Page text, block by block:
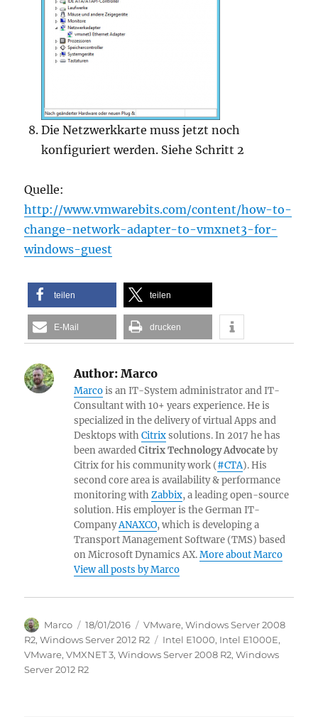
Die Netzwerkkarte muss jetzt noch
konfiguriert werden. Siehe Schritt 2
Quelle:
http://www.vmwarebits.com/content/how-to-
change-network-adapter-to-vmxnet3-for-
windows-guest
teilen teilen
E-Mail drucken
Author: Marco
Marcois an IT-System administrator and IT-
Consultant with 10+ years experience. He is
specialized in the delivery of virtual Apps and
Desktops withCitrixsolutions. In 2017 he has
been awardedCitrix Technology Advocateby
Citrix for his community work (#CTA). His
second core area is availability & performance
monitoring withZabbix, a leading open-source
solution. His employer is the German IT-
CompanyANAXCO, which is developing a
Transport Management Software (TMS) based
on Microsoft Dynamics AX.More about Marco
View all posts by Marco
Author
Marco
Posted
on
18/01/2016 Categories
VMware,Windows Server 2008
R2,Windows Server 2012 R2 Tags
Intel E1000, Intel E1000E,
VMware,VMXNET 3,Windows Server 2008 R2,Windows
Server 2012 R2